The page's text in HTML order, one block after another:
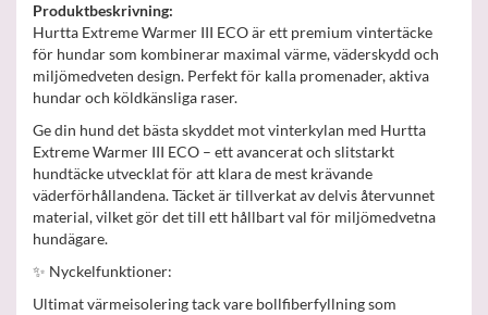
Produktbeskrivning:
Hurtta Extreme Warmer III ECO är ett premium vintertäcke
för hundar som kombinerar maximal värme, väderskydd och
miljömedveten design. Perfekt för kalla promenader, aktiva
hundar och köldkänsliga raser.
Ge din hund det bästa skyddet mot vinterkylan med Hurtta
Extreme Warmer III ECO – ett avancerat och slitstarkt
hundtäcke utvecklat för att klara de mest krävande
väderförhållandena. Täcket är tillverkat av delvis återvunnet
material, vilket gör det till ett hållbart val för miljömedvetna
hundägare.
✨ Nyckelfunktioner:
Ultimat värmeisolering tack vare bollfiberfyllning som